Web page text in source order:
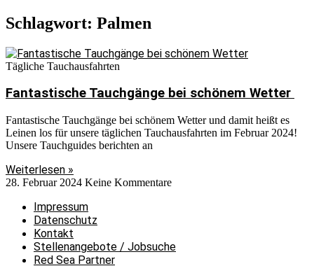
Schlagwort: Palmen
Tägliche Tauchausfahrten
Fantastische Tauchgänge bei schönem Wetter
Fantastische Tauchgänge bei schönem Wetter und damit heißt es
Leinen los für unsere täglichen Tauchausfahrten im Februar 2024!
Unsere Tauchguides berichten an
Weiterlesen »
28. Februar 2024 Keine Kommentare
Impressum
Datenschutz
Kontakt
Stellenangebote / Jobsuche
Red Sea Partner